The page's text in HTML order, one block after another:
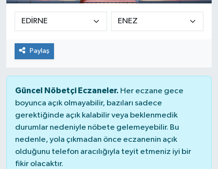
Paylaş
Güncel Nöbetçi Eczaneler. Her eczane gece
boyunca açık olmayabilir, bazıları sadece
gerektiğinde açık kalabilir veya beklenmedik
durumlar nedeniyle nöbete gelemeyebilir. Bu
nedenle, yola çıkmadan önce eczanenin açık
olduğunu telefon aracılığıyla teyit etmeniz iyi bir
fikir olacaktır.